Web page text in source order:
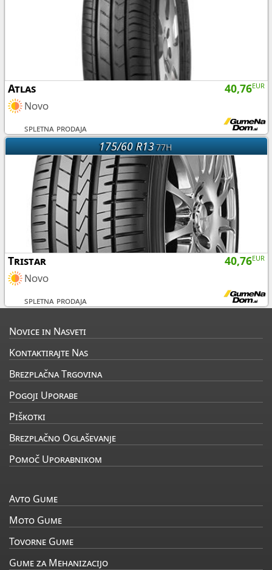
40,76EUR
Atlas
Novo
spletna prodaja
175/60 R1377H
40,76EUR
Tristar
Novo
spletna prodaja
Novice in Nasveti
Kontaktirajte Nas
Brezplačna Trgovina
Pogoji Uporabe
Piškotki
Brezplačno Oglaševanje
Pomoč Uporabnikom
Avto Gume
Moto Gume
Tovorne Gume
Gume za Mehanizacijo